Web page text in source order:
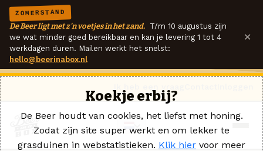
ZOMERSTAND
De Beer ligt met z'n voetjes in het zand. T/m 10 augustus zijn
we wat minder goed bereikbaar en kan je levering 1 tot 4
werkdagen duren. Mailen werkt het snelst:
hello@beerinabox.nl
×
Koekje erbij?
De Beer houdt van cookies, het liefst met honing.
Zodat zijn site super werkt en om lekker te
grasduinen in webstatistieken. Klik hier voor meer